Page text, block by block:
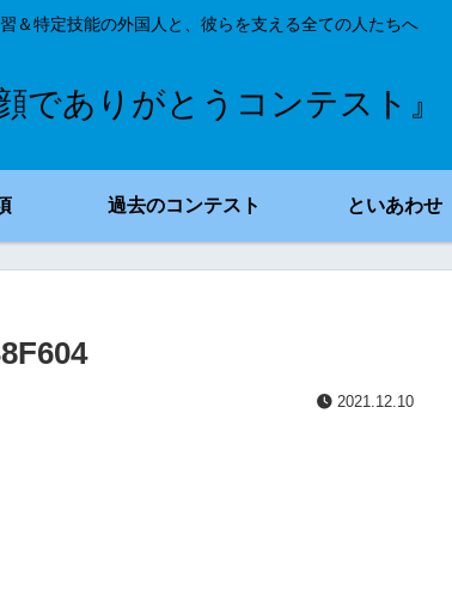
＆特定技能の外国人と、彼らを支える全ての人たちへ
顔でありがとうコンテスト』
過去のコンテスト といあわせ
2021.12.10